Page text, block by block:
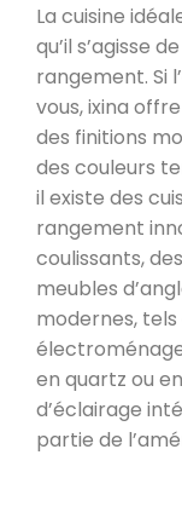
La cuisine
qu’il s’agisse
rangement. Si
vous, ixina
des finitions
des couleurs
il existe des
rangement
coulissants,
meubles
modernes,
en quartz ou
d’éclairage
partie de